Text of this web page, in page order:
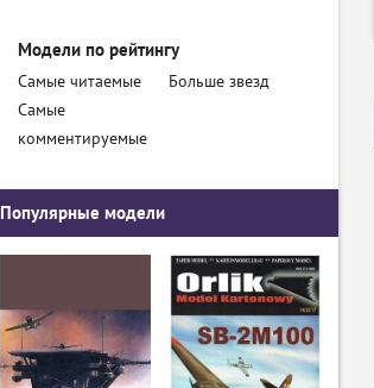
Модели по рейтингу
Самые читаемые
Больше звезд
Самые
комментируемые
Популярные модели